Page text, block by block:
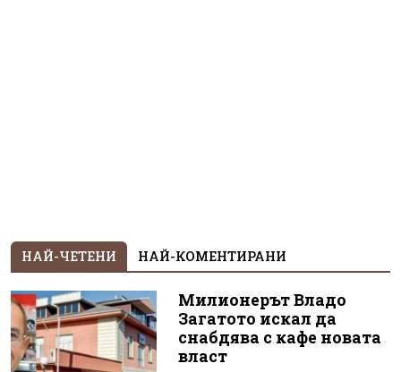
НАЙ-ЧЕТЕНИ НАЙ-КОМЕНТИРАНИ
Милионерът Владо
Загатото искал да
снабдява с кафе новата
власт